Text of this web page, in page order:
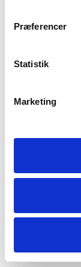
Præferencer
Statistik
Marketing